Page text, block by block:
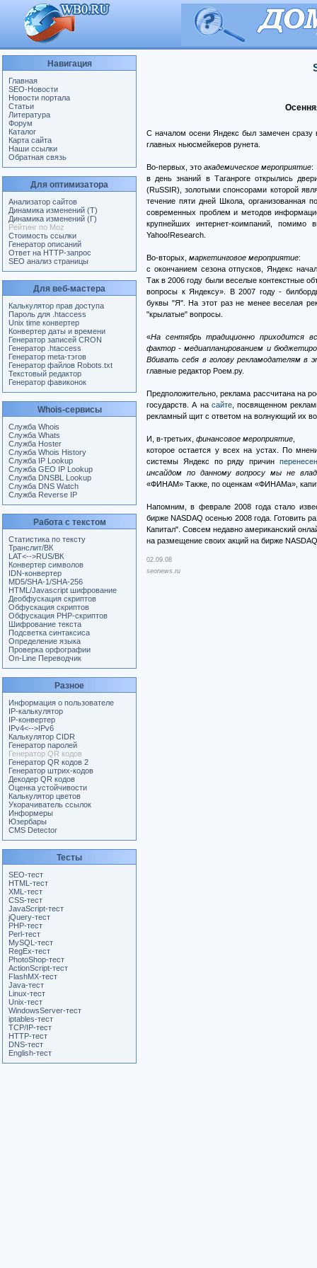
Навигация
Главная
SEO-Новости
Новости портала
Статьи
Литература
Форум
Каталог
Карта сайта
Наши ссылки
Обратная связь
Для оптимизатора
Анализатор сайтов
Динамика изменений (Т)
Динамика изменений (Г)
Рейтинг по Moz
Стоимость ссылки
Генератор описаний
Ответ на HTTP-запрос
SEO анализ страницы
Для веб-мастера
Калькулятор прав доступа
Пароль для .htaccess
Unix time конвертер
Конвертер даты и времени
Генератор записей CRON
Генератор .htaccess
Генератор meta-тэгов
Генератор файлов Robots.txt
Текстовый редактор
Генератор фавиконок
Whois-сервисы
Служба Whois
Служба Whats
Служба Hoster
Служба Whois History
Служба IP Lookup
Служба GEO IP Lookup
Служба DNSBL Lookup
Служба DNS Watch
Служба Reverse IP
Работа с текстом
Статистика по тексту
Транслит/ВК
LAT<-->RUS/ВК
Конвертер символов
IDN-конвертер
MD5/SHA-1/SHA-256
HTML/Javascript шифрование
Деобфускация скриптов
Обфускация скриптов
Обфускация PHP-скриптов
Шифрование текста
Подсветка синтаксиса
Определение языка
Проверка орфографии
On-Line Переводчик
Разное
Информация о пользователе
IP-калькулятор
IP-конвертер
IPv4<-->IPv6
Калькулятор CIDR
Генератор паролей
Генератор QR кодов
Генератор QR кодов 2
Генератор штрих-кодов
Декодер QR кодов
Оценка устойчивости
Калькулятор цветов
Укорачиватель ссылок
Информеры
Юзербары
CMS Detector
Тесты
SEO-тест
HTML-тест
XML-тест
CSS-тест
JavaScript-тест
jQuery-тест
PHP-тест
Perl-тест
MySQL-тест
RegEx-тест
PhotoShop-тест
ActionScript-тест
FlashMX-тест
Java-тест
Linux-тест
Unix-тест
WindowsServer-тест
iptables-тест
TCP/IP-тест
HTTP-тест
DNS-тест
English-тест
С началом осени Яндекс был замечен сразу
главных ньюсмейкеров рунета.
Во-первых, это академическое мероприятие:
в день знаний в Таганроге открылись
(RuSSIR), золотыми спонсорами которой
течение пяти дней Школа, организованная
современных проблем и методов
крупнейших интернет-коимпаний, помимо
Yahoo!Research.
Во-вторых, маркетинговое мероприятие:
с окончанием сезона отпусков, Яндекс
Так в 2006 году были веселые контекстные
вопросы к Яндексу». В 2007 году -
буквы "Я". На этот раз не менее веселая
"крылатые" вопросы.
«На сентябрь традиционно приходится
фактор - медиапланированием и
Вбивать себя в голову рекламодателям в
главные редактор Роем.ру.
Предположительно, реклама рассчитана на
государств. А на сайте, посвященном
рекламный щит с ответом на волнующий их
И, в-третьих, финансовое мероприятие
которое остается у всех на устах. По
системы Яндекс по ряду причин
инсайдом по данному вопросу мы не
«ФИНАМ» Также, по оценкам «ФИНАМа»,
Напомним, в феврале 2008 года стало
бирже NASDAQ осенью 2008 года. Готовить
Капитал". Совсем недавно американский
на размещение своих акций на бирже
02.09.08
seonews.ru